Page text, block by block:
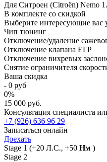
Для Ситроен (Citroën) Nemo
В комплекте со скидкой
Выберите интересующие вас
Чип тюнинг
Отключение/удаление
Отключение клапана ЕГР
Отключение вихревых
Снятие ограничителя
Ваша скидка
- 0 руб
0%
15 000 руб.
Консультация специалиста
+7 (926) 636 96 29
Записаться онлайн
Доехать
Stage 1 (+20 Л.С., +50 Нм )
Stage 2